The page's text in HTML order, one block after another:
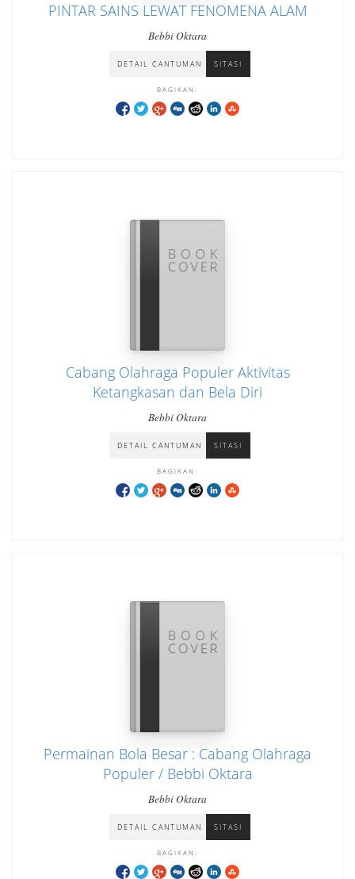
PINTAR SAINS LEWAT FENOMENA ALAM
Bebbi Oktara
DETAIL CANTUMAN SITASI
BAGIKAN:
Cabang Olahraga Populer Aktivitas
Ketangkasan dan Bela Diri
Bebbi Oktara
DETAIL CANTUMAN SITASI
BAGIKAN:
Permainan Bola Besar : Cabang Olahraga
Populer / Bebbi Oktara
Bebbi Oktara
DETAIL CANTUMAN SITASI
BAGIKAN: